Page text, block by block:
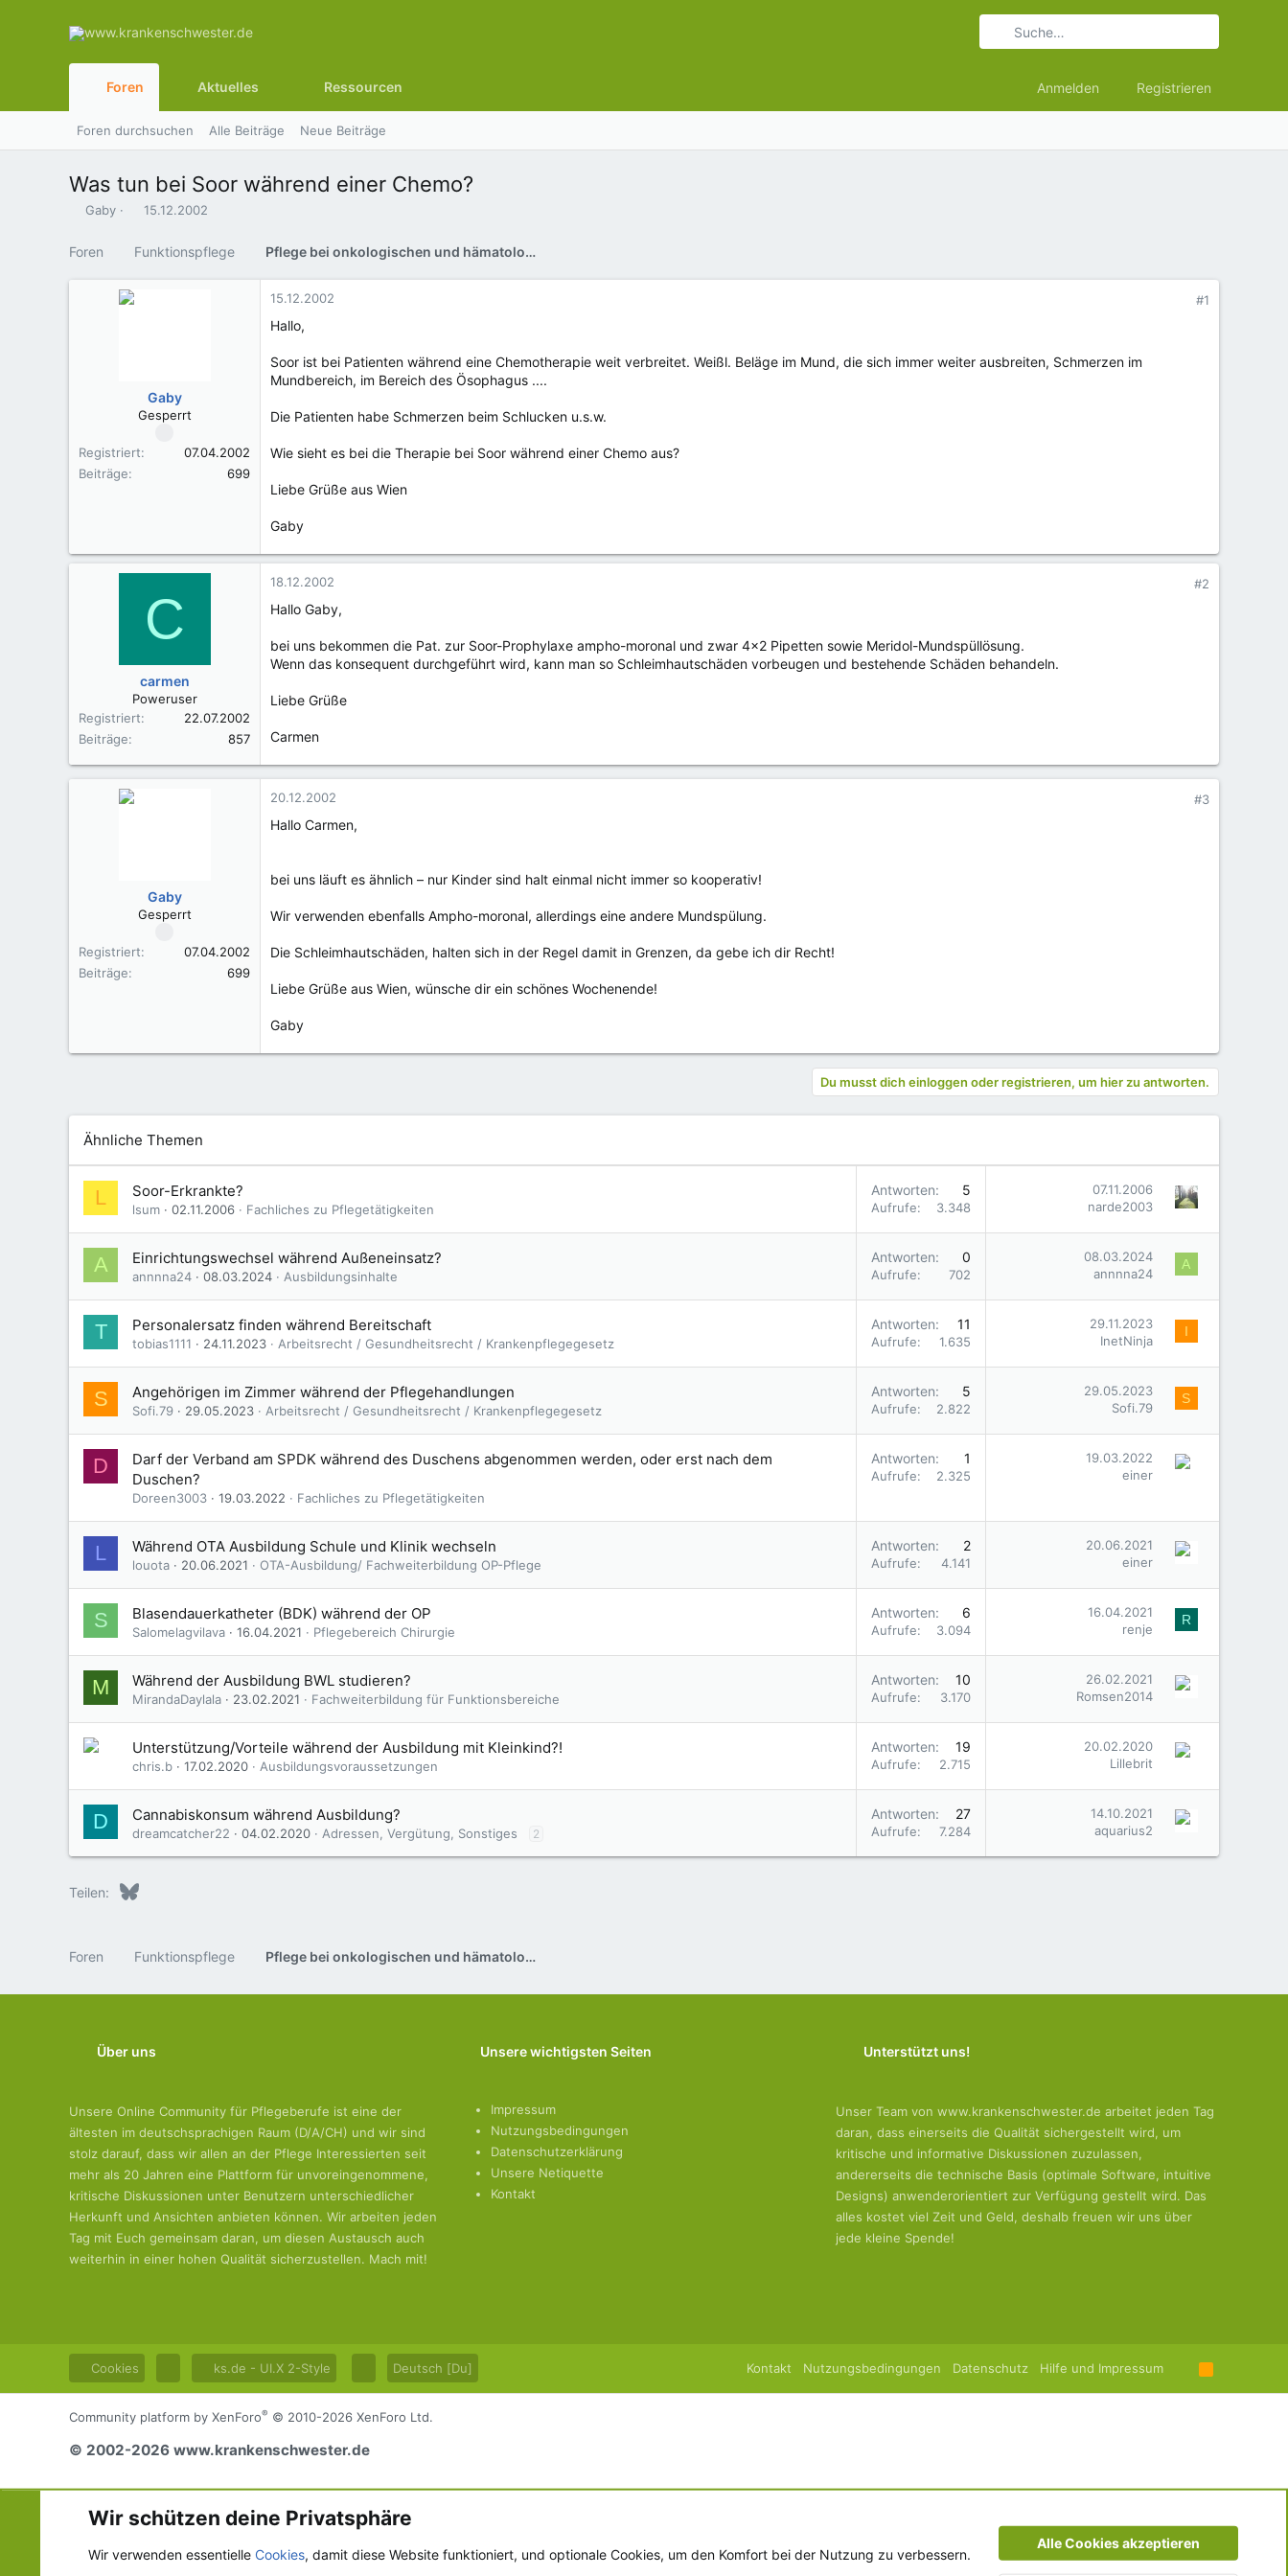
Foren Aktuelles Ressourcen Anmelden Registrieren
Foren durchsuchen Alle Beiträge Neue Beiträge
Was tun bei Soor während einer Chemo?
E
t
e
Gaby
E
t
e
15.12.2002
Foren Funktionspflege Pflege bei onkologischen und hämatologischen Erkrankungen
Gaby
Gesperrt
Registriert
07.04.2002
Beiträge
699
15.12.2002 #1
Hallo,
Soor ist bei Patienten während eine Chemotherapie weit verbreitet. Weißl. Beläge im Mund, die sich immer weiter ausbreiten, Schmerzen im
Mundbereich, im Bereich des Ösophagus ....
Die Patienten habe Schmerzen beim Schlucken u.s.w.
Wie sieht es bei die Therapie bei Soor während einer Chemo aus?
Liebe Grüße aus Wien
Gaby
C
carmen
Poweruser
Registriert
22.07.2002
Beiträge
857
18.12.2002 #2
Hallo Gaby,
bei uns bekommen die Pat. zur Soor-Prophylaxe ampho-moronal und zwar 4x2 Pipetten sowie Meridol-Mundspüllösung.
Wenn das konsequent durchgeführt wird, kann man so Schleimhautschäden vorbeugen und bestehende Schäden behandeln.
Liebe Grüße
Carmen
Gaby
Gesperrt
Registriert
07.04.2002
Beiträge
699
20.12.2002 #3
Hallo Carmen,
bei uns läuft es ähnlich – nur Kinder sind halt einmal nicht immer so kooperativ!
Wir verwenden ebenfalls Ampho-moronal, allerdings eine andere Mundspülung.
Die Schleimhautschäden, halten sich in der Regel damit in Grenzen, da gebe ich dir Recht!
Liebe Grüße aus Wien, wünsche dir ein schönes Wochenende!
Gaby
Du musst dich einloggen oder registrieren, um hier zu antworten.
Ähnliche Themen
L Soor-Erkrankte?
lsum 02.11.2006 Fachliches zu Pflegetätigkeiten
Antworten 5
Aufrufe 3.348
07.11.2006
narde2003
A Einrichtungswechsel während Außeneinsatz?
annnna24 08.03.2024 Ausbildungsinhalte
Antworten 0
Aufrufe 702
08.03.2024
annnna24
A
T Personalersatz finden während Bereitschaft
tobias1111 24.11.2023 Arbeitsrecht / Gesundheitsrecht / Krankenpflegegesetz
Antworten 11
Aufrufe 1.635
29.11.2023
InetNinja
I
S Angehörigen im Zimmer während der Pflegehandlungen
Sofi.79 29.05.2023 Arbeitsrecht / Gesundheitsrecht / Krankenpflegegesetz
Antworten 5
Aufrufe 2.822
29.05.2023
Sofi.79
S
D
Darf der Verband am SPDK während des Duschens abgenommen werden, oder erst nach dem
Duschen?
Doreen3003 19.03.2022 Fachliches zu Pflegetätigkeiten
Antworten 1
Aufrufe 2.325
19.03.2022
einer
L Während OTA Ausbildung Schule und Klinik wechseln
louota 20.06.2021 OTA-Ausbildung/ Fachweiterbildung OP-Pflege
Antworten 2
Aufrufe 4.141
20.06.2021
einer
S Blasendauerkatheter (BDK) während der OP
Salomelagvilava 16.04.2021 Pflegebereich Chirurgie
Antworten 6
Aufrufe 3.094
16.04.2021
renje
R
M Während der Ausbildung BWL studieren?
MirandaDaylala 23.02.2021 Fachweiterbildung für Funktionsbereiche
Antworten 10
Aufrufe 3.170
26.02.2021
Romsen2014
Unterstützung/Vorteile während der Ausbildung mit Kleinkind?!
chris.b 17.02.2020 Ausbildungsvoraussetzungen
Antworten 19
Aufrufe 2.715
20.02.2020
Lillebrit
D Cannabiskonsum während Ausbildung?
dreamcatcher22 04.02.2020 Adressen, Vergütung, Sonstiges 2
Antworten 27
Aufrufe 7.284
14.10.2021
aquarius2
Teilen: Bluesky
Foren Funktionspflege Pflege bei onkologischen und hämatologischen Erkrankungen
Über uns
Unsere Online Community für Pflegeberufe ist eine der
ältesten im deutschsprachigen Raum (D/A/CH) und wir sind
stolz darauf, dass wir allen an der Pflege Interessierten seit
mehr als 20 Jahren eine Plattform für unvoreingenommene,
kritische Diskussionen unter Benutzern unterschiedlicher
Herkunft und Ansichten anbieten können. Wir arbeiten jeden
Tag mit Euch gemeinsam daran, um diesen Austausch auch
weiterhin in einer hohen Qualität sicherzustellen. Mach mit!
Unsere wichtigsten Seiten
Impressum
Nutzungsbedingungen
Datenschutzerklärung
Unsere Netiquette
Kontakt
Unterstützt uns!
Unser Team von www.krankenschwester.de arbeitet jeden Tag
daran, dass einerseits die Qualität sichergestellt wird, um
kritische und informative Diskussionen zuzulassen,
andererseits die technische Basis (optimale Software, intuitive
Designs) anwenderorientiert zur Verfügung gestellt wird. Das
alles kostet viel Zeit und Geld, deshalb freuen wir uns über
jede kleine Spende!
Cookies ks.de - UI.X 2-Style Deutsch [Du] Kontakt Nutzungsbedingungen Datenschutz Hilfe und Impressum
R
S
S
Community platform by XenForo® © 2010-2026 XenForo Ltd.
© 2002-2026 www.krankenschwester.de
Wir schützen deine Privatsphäre
Wir verwenden essentielle Cookies, damit diese Website funktioniert, und optionale Cookies, um den Komfort bei der Nutzung zu verbessern.
Alle Cookies akzeptieren